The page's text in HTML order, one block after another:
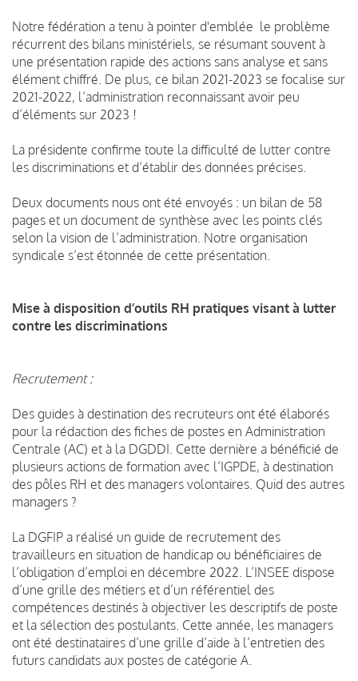
Notre fédération a tenu à pointer d'emblée le problème
récurrent des bilans ministériels, se résumant souvent à
une présentation rapide des actions sans analyse et sans
élément chiffré. De plus, ce bilan 2021-2023 se focalise sur
2021-2022, l’administration reconnaissant avoir peu
d’éléments sur 2023 !
La présidente confirme toute la difficulté de lutter contre
les discriminations et d’établir des données précises.
Deux documents nous ont été envoyés : un bilan de 58
pages et un document de synthèse avec les points clés
selon la vision de l’administration. Notre organisation
syndicale s’est étonnée de cette présentation.
Mise à disposition d’outils RH pratiques visant à lutter
contre les discriminations
Recrutement :
Des guides à destination des recruteurs ont été élaborés
pour la rédaction des fiches de postes en Administration
Centrale (AC) et à la DGDDI. Cette dernière a bénéficié de
plusieurs actions de formation avec l’IGPDE, à destination
des pôles RH et des managers volontaires. Quid des autres
managers ?
La DGFIP a réalisé un guide de recrutement des
travailleurs en situation de handicap ou bénéficiaires de
l’obligation d’emploi en décembre 2022. L’INSEE dispose
d’une grille des métiers et d’un référentiel des
compétences destinés à objectiver les descriptifs de poste
et la sélection des postulants. Cette année, les managers
ont été destinataires d’une grille d’aide à l’entretien des
futurs candidats aux postes de catégorie A.